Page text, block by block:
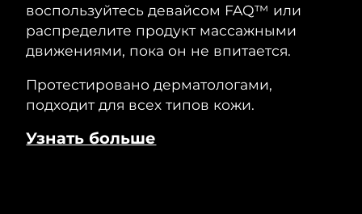
воспользуйтесь девайсом FAQ™ или
распределите продукт массажными
движениями, пока он не впитается.
Протестировано дерматологами,
подходит для всех типов кожи.
Узнать больше